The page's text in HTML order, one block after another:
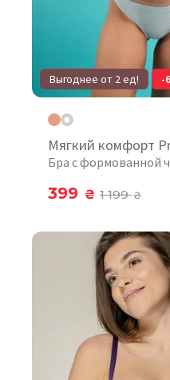
Выгоднее от 2 ед! -
Мягкий комфорт
Бра с формованной
399 ₴ 1 199₴